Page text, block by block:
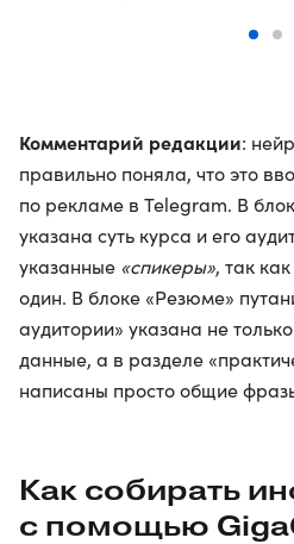
Комментарий редакции:
правильно поняла, что это
по рекламе в Telegram. В
указана суть курса и его
указанные «спикеры», так
один. В блоке «Резюме»
аудитории» указана не
данные, а в разделе
написаны просто общие
Как собирать
с помощью